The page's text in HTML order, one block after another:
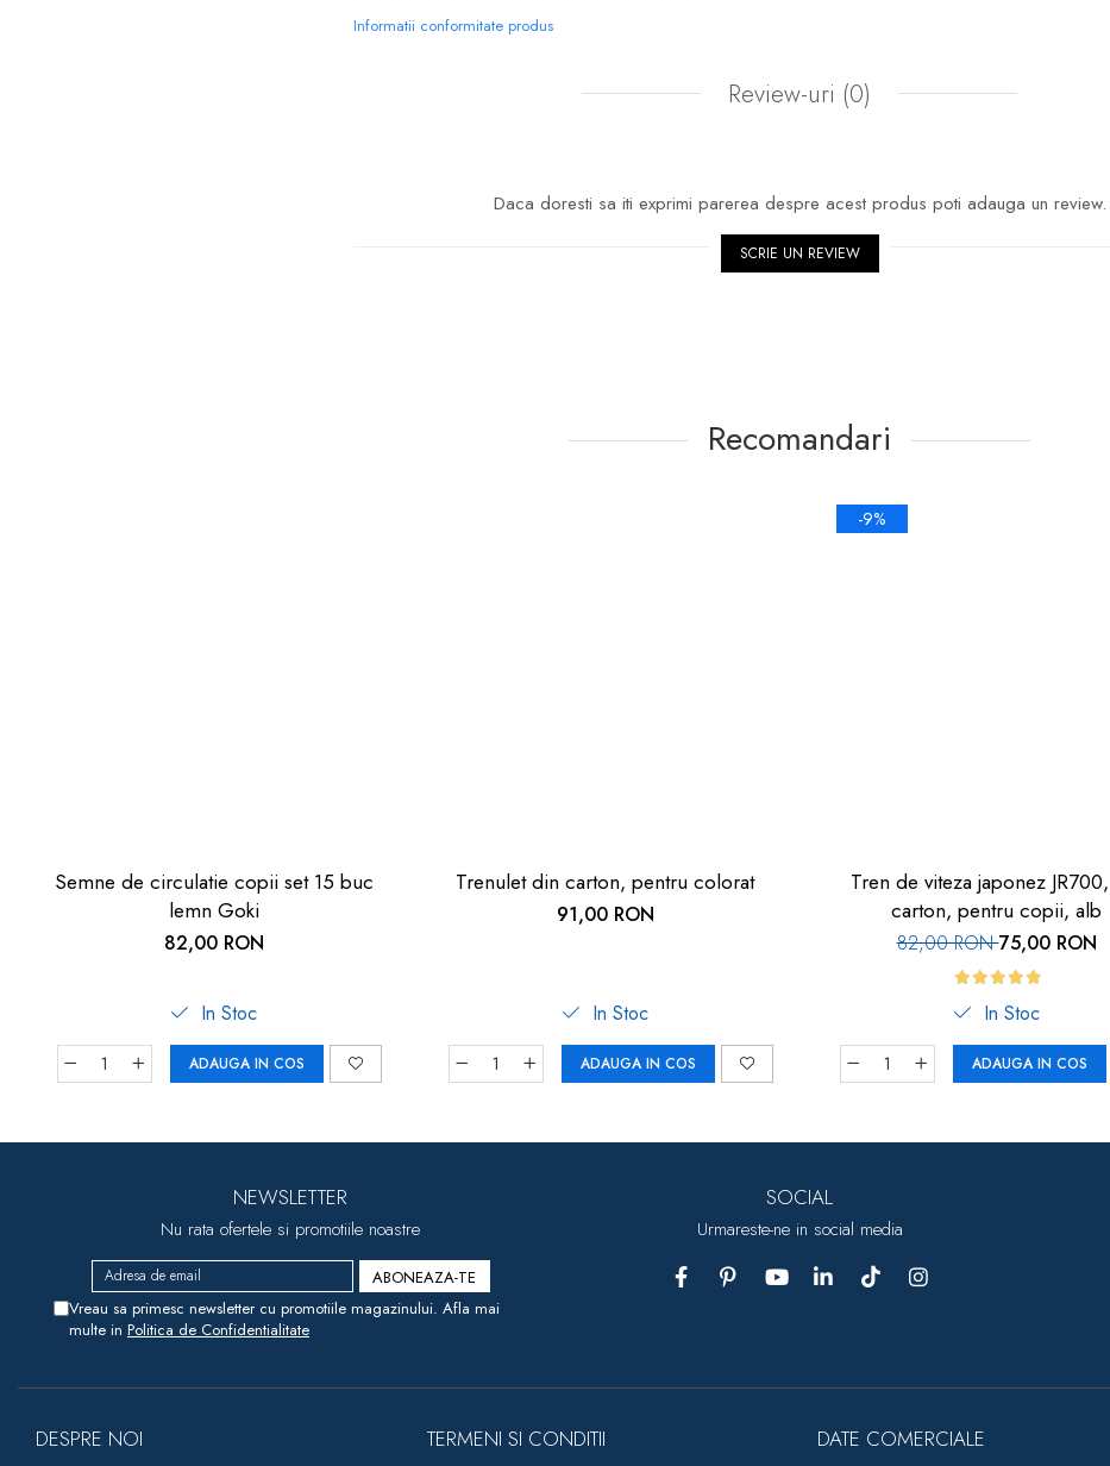
Informatii conformitate produs
Review-uri (0)
Daca doresti sa iti exprimi parerea despre acest produs poti adauga un review.
SCRIE UN REVIEW
Recomandari
Semne de circulatie copii set 15 buc
lemn Goki
82,00 RON
In Stoc
ADAUGA IN COS
Trenulet din carton, pentru colorat
91,00 RON
In Stoc
ADAUGA IN COS
-9%
Tren de viteza japonez
carton, pentru copii, alb
82,00 RON75,00 RON
In Stoc
ADAUGA IN COS
NEWSLETTER
Nu rata ofertele si promotiile noastre
Vreau sa primesc newsletter cu promotiile magazinului. Afla mai
multe in Politica de Confidentialitate
SOCIAL
Urmareste-ne in social media
DESPRE NOI TERMENI SI CONDITII DATE COMERCIALE